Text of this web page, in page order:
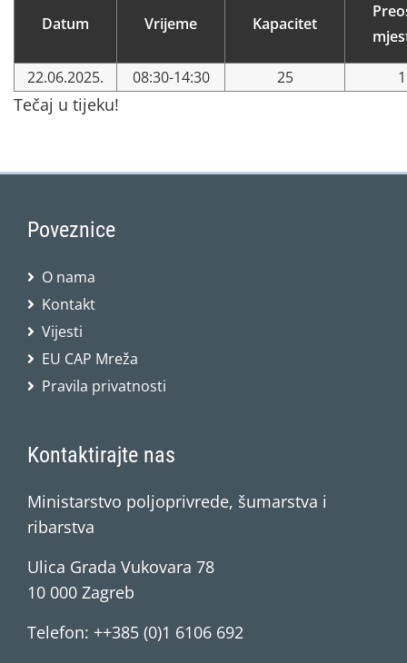
Datum Vrijeme Kapacitet
22.06.2025. 08:30-14:30 25
Tečaj u tijeku!
Poveznice
O nama
Kontakt
Vijesti
EU CAP Mreža
Pravila privatnosti
Kontaktirajte nas
Ministarstvo poljoprivrede, šumarstva i
ribarstva
Ulica Grada Vukovara 78
10 000 Zagreb
Telefon: ++385 (0)1 6106 692